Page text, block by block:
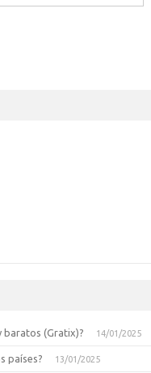
baratos (Gratix)? 14/01/2025
países? 13/01/2025